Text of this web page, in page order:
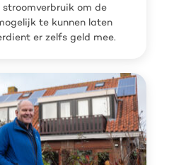
om de
te kunnen laten
er zelfs geld mee.